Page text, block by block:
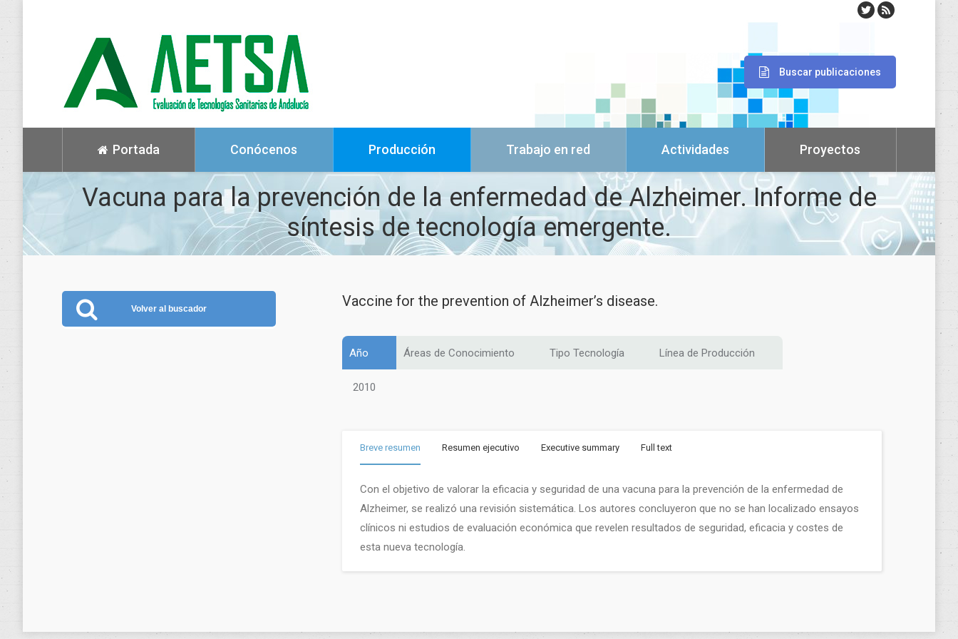
Buscar publicaciones
Portada Conócenos Producción Trabajo en red Actividades Proyectos
Vacuna para la prevención de la enfermedad de Alzheimer. Informe de
síntesis de tecnología emergente.
Volver al buscador Vaccine for the prevention of Alzheimer’s disease.
Año Áreas de Conocimiento Tipo Tecnología Línea de Producción
2010
Breve resumen Resumen ejecutivo Executive summary Full text
Con el objetivo de valorar la eficacia y seguridad de una vacuna para la prevención de la enfermedad de
Alzheimer, se realizó una revisión sistemática. Los autores concluyeron que no se han localizado ensayos
clínicos ni estudios de evaluación económica que revelen resultados de seguridad, eficacia y costes de
esta nueva tecnología.